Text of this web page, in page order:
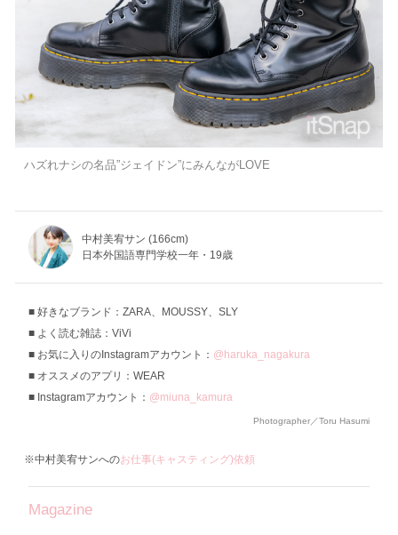
ハズれナシの名品”ジェイドン”にみんながLOVE
中村美宥サン (166cm)
日本外国語専門学校一年・19歳
好きなブランド：ZARA、MOUSSY、SLY
よく読む雑誌：ViVi
お気に入りのInstagramアカウント： @haruka_nagakura
オススメのアプリ：WEAR
Instagramアカウント： @miuna_kamura
Photographer／Toru Hasumi
※中村美宥サンへのお仕事(キャスティング)依頼
Magazine